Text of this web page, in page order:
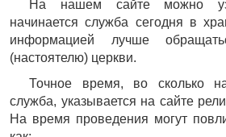
На нашем сайте можно
начинается служба сегодня в
информацией лучше
(настоятелю) церкви.
Точное время, во сколько
служба, указывается на сайте
На время проведения могут